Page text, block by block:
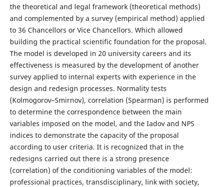
the theoretical and legal framework (theoretical methods)
and complemented by a survey (empirical method) applied
to 36 Chancellors or Vice Chancellors. Which allowed
building the practical scientific foundation for the proposal.
The model is developed in 20 university careers and its
effectiveness is measured by the development of another
survey applied to internal experts with experience in the
design and redesign processes. Normality tests
(Kolmogorov–Smirnov), correlation (Spearman) is performed
to determine the correspondence between the main
variables imposed on the model, and the Iadov and NPS
indices to demonstrate the capacity of the proposal
according to user criteria. It is recognized that in the
redesigns carried out there is a strong presence
(correlation) of the conditioning variables of the model:
professional practices, transdisciplinary, link with society,